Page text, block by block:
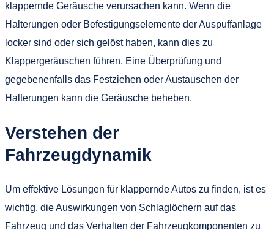
klappernde Geräusche verursachen kann. Wenn die
Halterungen oder Befestigungselemente der Auspuffanlage
locker sind oder sich gelöst haben, kann dies zu
Klappergeräuschen führen. Eine Überprüfung und
gegebenenfalls das Festziehen oder Austauschen der
Halterungen kann die Geräusche beheben.
Verstehen der
Fahrzeugdynamik
Um effektive Lösungen für klappernde Autos zu finden, ist es
wichtig, die Auswirkungen von Schlaglöchern auf das
Fahrzeug und das Verhalten der Fahrzeugkomponenten zu